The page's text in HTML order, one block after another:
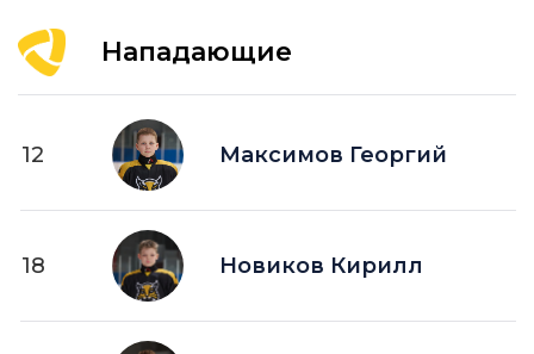
Нападающие
12 Максимов Георгий
18 Новиков Кирилл